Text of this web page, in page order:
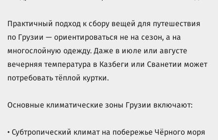
Практичный подход к сбору вещей для путешествия
по Грузии — ориентироваться не на сезон, а на
многослойную одежду. Даже в июле или августе
вечерняя температура в Казбеги или Сванетии может
потребовать тёплой куртки.
Основные климатические зоны Грузии включают:
• Субтропический климат на побережье Чёрного моря